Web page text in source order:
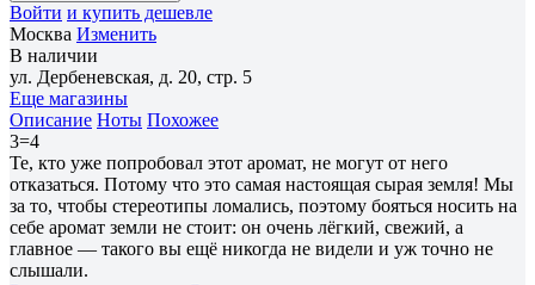
Войти и купить дешевле
Москва Изменить
В наличии
ул. Дербеневская, д. 20, стр. 5
Еще магазины
Описание Ноты Похожее
3=4
Те, кто уже попробовал этот аромат, не могут от него
отказаться. Потому что это самая настоящая сырая земля! Мы
за то, чтобы стереотипы ломались, поэтому бояться носить на
себе аромат земли не стоит: он очень лёгкий, свежий, а
главное — такого вы ещё никогда не видели и уж точно не
слышали.